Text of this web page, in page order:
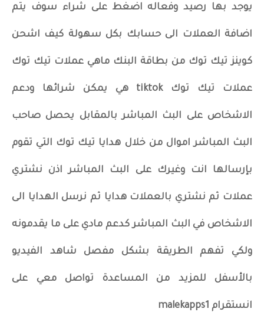
يوجد بها رصيد وفعاله اضغط على شراء سوف يتم
اضافة العملات الى حسابك بكل سهولة كيف اشحن
كوينز تيك توك من بطاقة البنك ماهي عملات تيك توك
عملات تيك توك tiktok هي يمكن شرائها ودعم
الاشخاص على البث المباشر بالمقابل يحصل صاحب
البث المباشر اموال من خلال هدايا تيك توك التي تقوم
بإرسالها انت وغيرك على البث المباشر اذن نشتري
عملات ثم نشتري بالعملات هدايا ثم نرسل الهدايا الى
الاشخاص في البث المباشر كدعم مادي على ما يقدمونه
ولكي تفهم الطريقة بشكل مفصل شاهد الفيديو
بالأسفل للمزيد من المساعدة تواصل معي على
انستقرام malekapps1